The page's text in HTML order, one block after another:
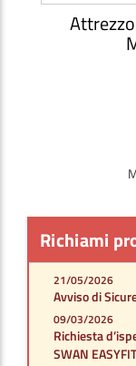
Richiami
21/05/2026
Avviso di
09/03/2026
Richiesta
SWAN EASYFIT